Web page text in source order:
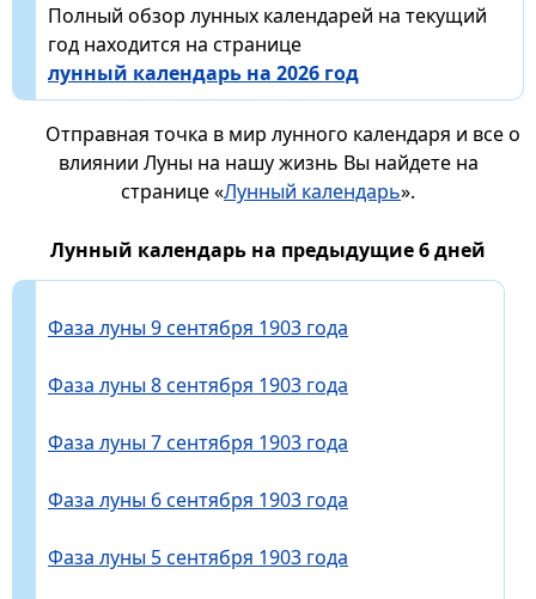
Полный обзор лунных календарей на текущий
год находится на странице
лунный календарь на 2026 год
Отправная точка в мир лунного календаря и все о
влиянии Луны на нашу жизнь Вы найдете на
странице «Лунный календарь».
Лунный календарь на предыдущие 6 дней
Фаза луны 9 сентября 1903 года
Фаза луны 8 сентября 1903 года
Фаза луны 7 сентября 1903 года
Фаза луны 6 сентября 1903 года
Фаза луны 5 сентября 1903 года